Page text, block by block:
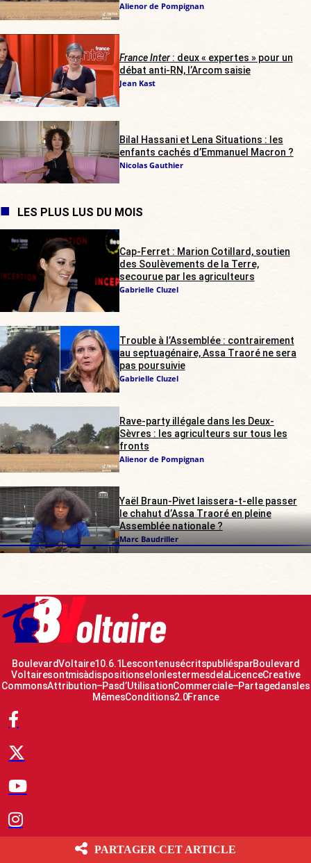
Alienor de Pompignan
France Inter: deux « expertes » pour un
débat anti-RN, l’Arcom saisie
Jean Kast
Bilal Hassani et Lena Situations : les
enfants cachés d’Emmanuel Macron ?
Nicolas Gauthier
LES PLUS LUS DU MOIS
Cap-Ferret : Marion Cotillard, soutien
des Soulèvements de la Terre,
secourue par les agriculteurs
Gabrielle Cluzel
Trouble à l’Assemblée : contrairement
au septuagénaire, Assa Traoré ne sera
pas poursuivie
Gabrielle Cluzel
Rave-party illégale dans les Deux-
Sèvres : les agriculteurs sur tous les
fronts
Alienor de Pompignan
Yaël Braun-Pivet laissera-t-elle passer
le chahut d’Assa Traoré en pleine
Assemblée nationale ?
Marc Baudriller
Boulevard Voltaire 10.6.1 Les contenus écrits publiés par Boulevard
Voltaire sont mis à disposition selon les termes de la Licence Creative
Commons Attribution – Pas d’Utilisation Commerciale – Partage dans les
Mêmes Conditions 2.0 France
PARTAGER CET ARTICLE